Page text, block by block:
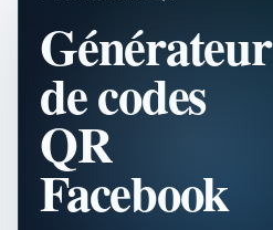
Générateur
de codes
QR
Facebook